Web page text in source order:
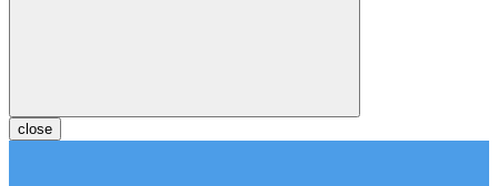
close